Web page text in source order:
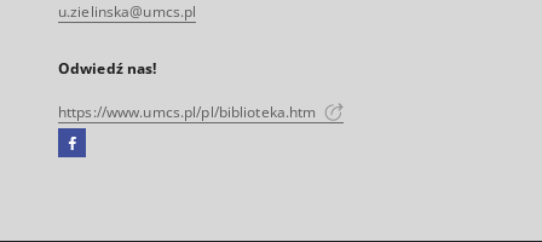
u.zielinska@umcs.pl
Odwiedź nas!
https://www.umcs.pl/pl/biblioteka.htm
Facebook
się